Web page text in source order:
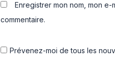
Enregistrer mon nom, mon
commentaire.
Prévenez-moi de tous les